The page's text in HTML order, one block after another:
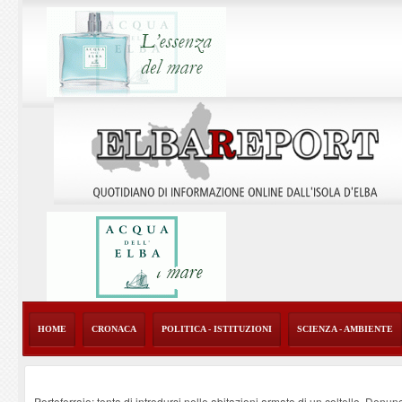
HOME CRONACA POLITICA - ISTITUZIONI SCIENZA - AMBIENTE